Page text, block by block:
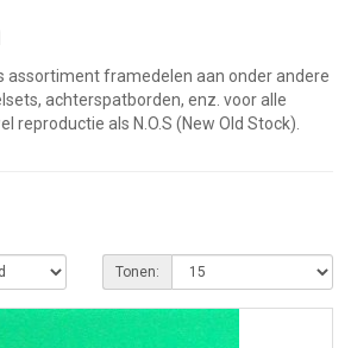
assortiment framedelen aan onder andere
achterspatborden, enz. voor alle
reproductie als N.O.S (New Old Stock).
Tonen: